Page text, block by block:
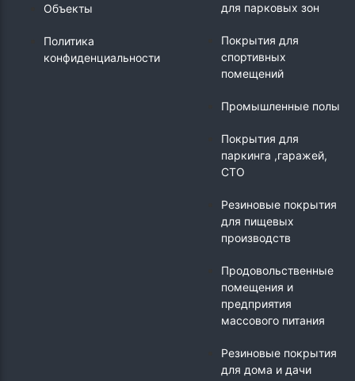
Объекты
Политика
конфиденциальности
для парковых зон
Покрытия для
спортивных
помещений
Промышленные полы
Покрытия для
паркинга ,гаражей,
СТО
Резиновые покрытия
для пищевых
производств
Продовольственные
помещения и
предприятия
массового питания
Резиновые покрытия
для дома и дачи